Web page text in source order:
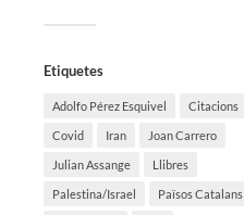
Etiquetes
Adolfo Pérez Esquivel Citacions
Covid Iran Joan Carrero
Julian Assange Llibres
Palestina/Israel Països Catalans